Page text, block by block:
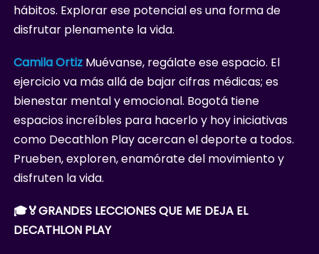
hábitos. Explorar ese potencial es una forma de
disfrutar plenamente la vida.
Camila Ortiz Muévanse, regálate ese espacio. El
ejercicio va más allá de bajar cifras médicas; es
bienestar mental y emocional. Bogotá tiene
espacios increíbles para hacerlo y hoy iniciativas
como Decathlon Play acercan el deporte a todos.
Prueben, exploren, enamórate del movimiento y
disfruten la vida.
🎓🏅GRANDES LECCIONES QUE ME DEJA EL
DECATHLON PLAY